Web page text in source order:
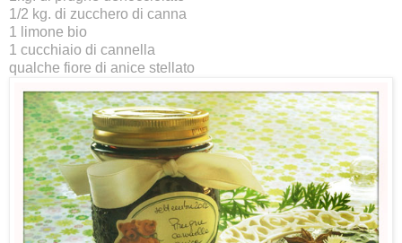
1/2 kg. di zucchero di canna
1 limone bio
1 cucchiaio di cannella
qualche fiore di anice stellato